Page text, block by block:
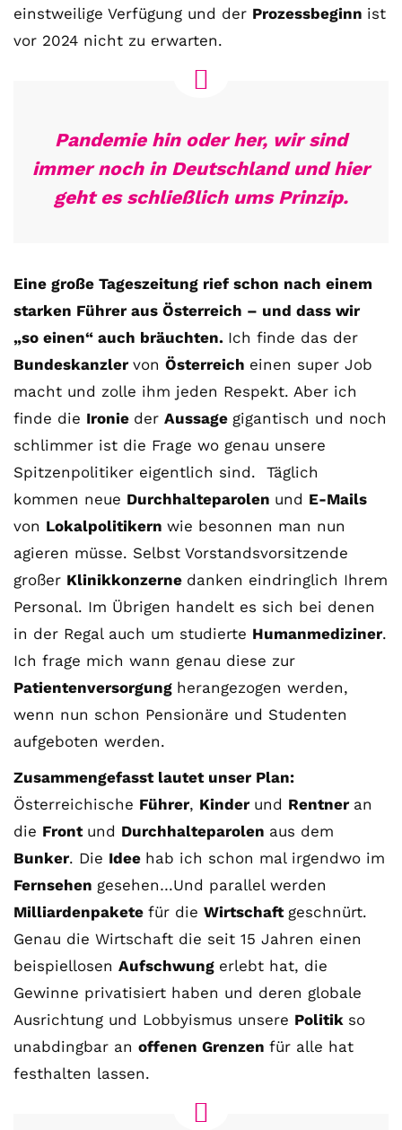
einstweilige Verfügung und der Prozessbeginn ist
vor 2024 nicht zu erwarten.
Pandemie hin oder her, wir sind
immer noch in Deutschland und hier
geht es schließlich ums Prinzip.
Eine große Tageszeitung rief schon nach einem
starken Führer aus Österreich – und dass wir
„so einen“ auch bräuchten. Ich finde das der
Bundeskanzler von Österreich einen super Job
macht und zolle ihm jeden Respekt. Aber ich
finde die Ironie der Aussage gigantisch und noch
schlimmer ist die Frage wo genau unsere
Spitzenpolitiker eigentlich sind. Täglich
kommen neue Durchhalteparolen und E-Mails
von Lokalpolitikern wie besonnen man nun
agieren müsse. Selbst Vorstandsvorsitzende
großer Klinikkonzerne danken eindringlich Ihrem
Personal. Im Übrigen handelt es sich bei denen
in der Regal auch um studierte Humanmediziner.
Ich frage mich wann genau diese zur
Patientenversorgung herangezogen werden,
wenn nun schon Pensionäre und Studenten
aufgeboten werden.
Zusammengefasst lautet unser Plan:
Österreichische Führer, Kinder und Rentner an
die Front und Durchhalteparolen aus dem
Bunker. Die Idee hab ich schon mal irgendwo im
Fernsehen gesehen…Und parallel werden
Milliardenpakete für die Wirtschaft geschnürt.
Genau die Wirtschaft die seit 15 Jahren einen
beispiellosen Aufschwung erlebt hat, die
Gewinne privatisiert haben und deren globale
Ausrichtung und Lobbyismus unsere Politik so
unabdingbar an offenen Grenzen für alle hat
festhalten lassen.